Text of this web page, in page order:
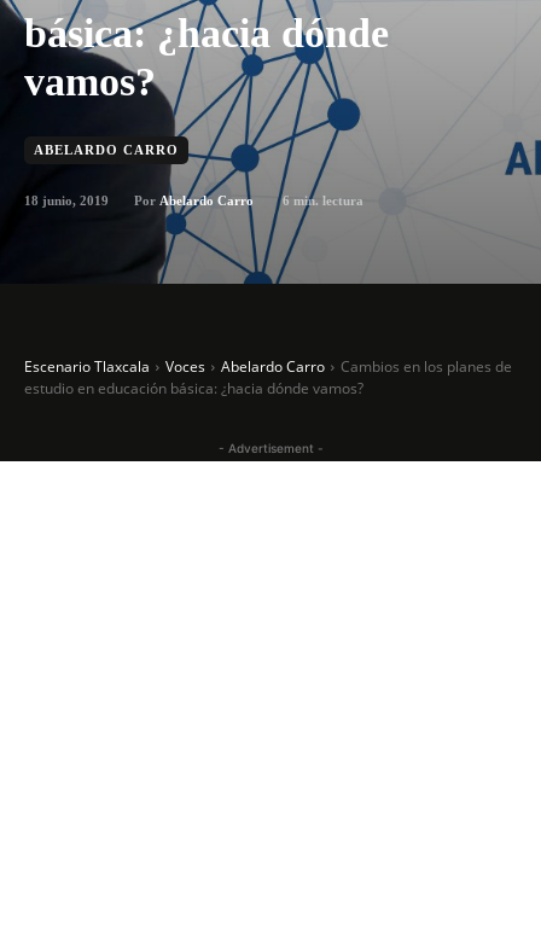
básica: ¿hacia dónde
vamos?
ABELARDO CARRO
18 junio, 2019 Por Abelardo Carro 6 min. lectura
Escenario Tlaxcala Voces Abelardo Carro
Cambios en los planes de
estudio en educación básica: ¿hacia dónde vamos?
- Advertisement -